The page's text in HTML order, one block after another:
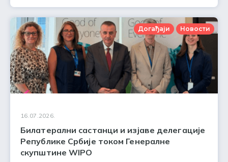
Догађаји Новости
16.07.2026.
Билатерални састанци и изјаве делегације
Републике Србије током Генералне
скупштине WIPO